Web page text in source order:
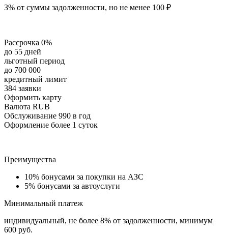
3% от суммы задолженности, но не менее 100 ₽
Рассрочка 0%
до 55 дней
льготный период
до 700 000
кредитный лимит
384 заявки
Оформить карту
Валюта RUB
Обслуживание 990 в год
Оформление более 1 суток
Преимущества
10% бонусами за покупки на АЗС
5% бонусами за автоуслуги
Минимальный платеж
индивидуальный, не более 8% от задолженности, минимум
600 руб.